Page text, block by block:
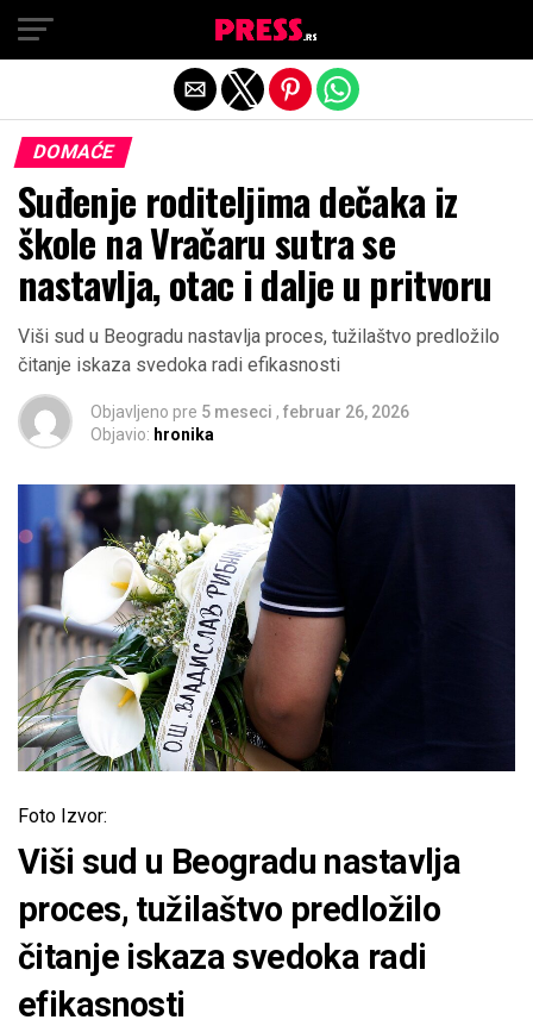
DOMAĆE
Suđenje roditeljima dečaka iz
škole na Vračaru sutra se
nastavlja, otac i dalje u pritvoru
Viši sud u Beogradu nastavlja proces, tužilaštvo predložilo
čitanje iskaza svedoka radi efikasnosti
Objavljeno pre 5 meseci , februar 26, 2026
Objavio: hronika
Foto Izvor:
Viši sud u Beogradu nastavlja
proces, tužilaštvo predložilo
čitanje iskaza svedoka radi
efikasnosti
Exit mobile version